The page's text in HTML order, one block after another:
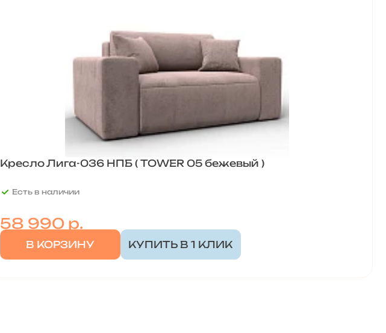
Кресло Лига-036 НПБ ( TOWER 05 бежевый )
Есть в наличии
58 990р.
В КОРЗИНУ КУПИТЬ В 1 КЛИК